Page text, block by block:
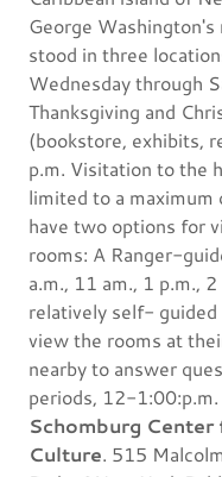
George Washington's
stood in three
Wednesday through
Thanksgiving and
(bookstore, exhibits,
p.m. Visitation to the
limited to a
have two options for
rooms: A Ranger-
a.m., 11 am., 1 p.m.,
relatively self-
view the rooms at
nearby to answer
periods, 12-
Schomburg
Culture. 515